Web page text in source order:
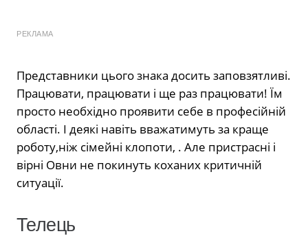
РЕКЛАМА
Представники цього знака досить заповзятливі.
Працювати, працювати і ще раз працювати! Їм
просто необхідно проявити себе в професійній
області. І деякі навіть вважатимуть за краще
роботу,ніж сімейні клопоти, . Але пристрасні і
вірні Овни не покинуть коханих критичній
ситуації.
Телець